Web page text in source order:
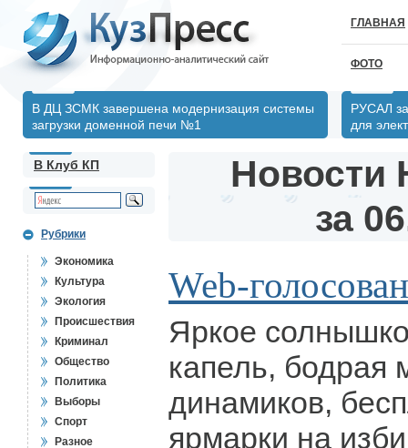
ГЛАВНАЯ
ФОТО
В ДЦ ЗСМК завершена модернизация системы
загрузки доменной печи №1
РУСАЛ
для
В Клуб КП
Рубрики
Экономика
Культура
Экология
Происшествия
Криминал
Общество
Политика
Выборы
Спорт
Разное
Новости
за
Web-
Яркое
капель, бодрая
динамиков,
ярмарки на